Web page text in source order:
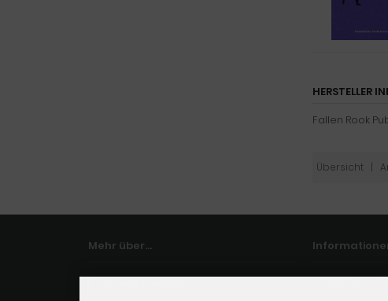
HERSTELLER
Fallen Rook
Übersicht |
Mehr über...